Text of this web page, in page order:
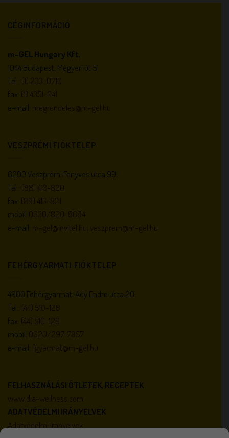
CÉGINFORMÁCIÓ
m-GEL Hungary Kft.
1044 Budapest, Megyeri út 51.
Tel.:
fax:
e-mail:
VESZPRÉMI FIÓKTELEP
8200 Veszprém, Fenyves utca 99.
Tel.:
fax:
mobil:
e-mail:
FEHÉRGYARMATI FIÓKTELEP
4900 Fehérgyarmat, Ady Endre utca 20.
Tel.:
fax:
mobil:
e-mail:
FELHASZNÁLÁSI ÖTLETEK, RECEPTEK
ADATVÉDELMI IRÁNYELVEK